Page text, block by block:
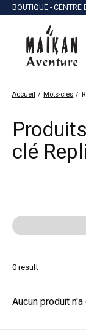
BOUTIQUE -
Accueil / Mots-clés /
clé
0result
Aucun produit